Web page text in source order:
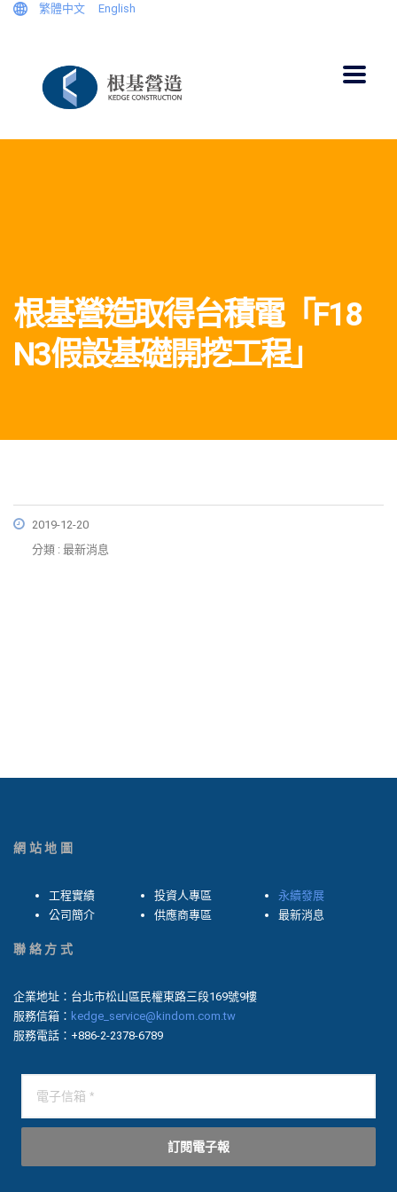
繁體中文 English
根基營造取得台積電「F18
N3假設基礎開挖工程」
2019-12-20
分類 : 最新消息
網站地圖
工程實績
公司簡介
投資人專區
供應商專區
永續發展
最新消息
聯絡方式
企業地址：台北市松山區民權東路三段169號9樓
服務信箱： kedge_service@kindom.com.tw
服務電話：+886-2-2378-6789
訂閱電子報